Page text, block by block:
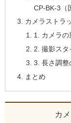
CP-BK-3（
カメラストラ
1. カメラ
2. 撮影スタ
3. 長さ調整
まとめ
カ